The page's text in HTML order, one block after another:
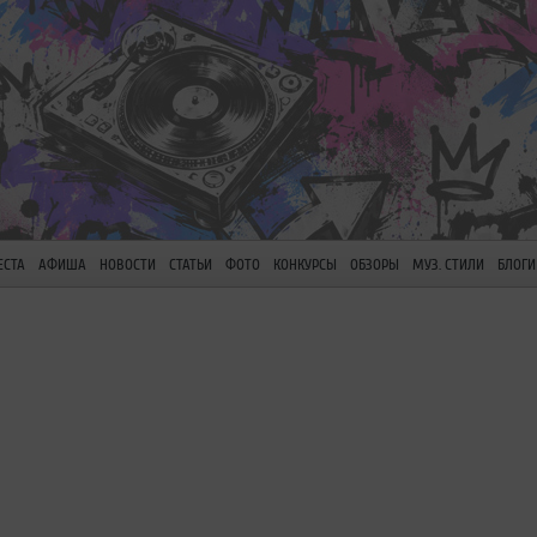
АФИША НОВОСТИ СТАТЬИ ФОТО КОНКУРСЫ ОБЗОРЫ МУЗ. СТИЛИ БЛОГИ